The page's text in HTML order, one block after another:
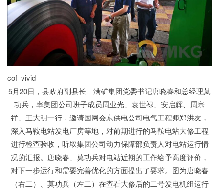
cof_vivid
5月20日，县政府副县长、满矿集团党委书记唐晓春和总经理莫
功兵，率集团公司班子成员周业光、袁世禄、安启辉、周宗
祥、王大明一行，邀请国网会东供电公司电气工程师郑洪友，
深入马鞍电站发电厂房等地，对前期进行的马鞍电站大修工程
进行检查验收，听取集团公司动力保障部负责人对电站运行情
况的汇报。唐晓春、莫功兵对电站近期的工作给予高度评价，
对下一步运行和需要完善优化的方面提出了要求。图为唐晓春
（右二）、莫功兵（左二）在查看大修后的二号发电机组运行